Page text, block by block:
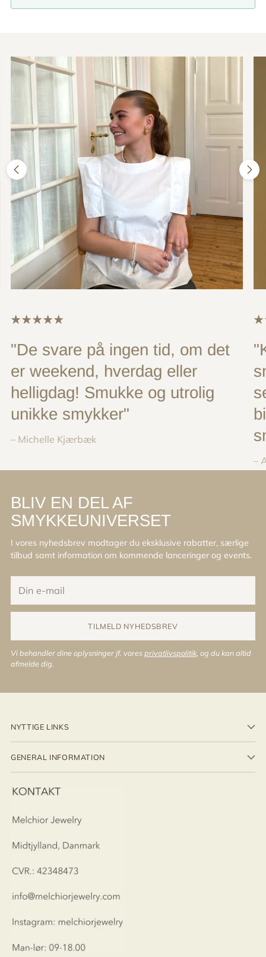
"De svare på ingen tid, om det
er weekend, hverdag eller
helligdag! Smukke og utrolig
unikke smykker"
– Michelle Kjærbæk
–
BLIV EN DEL AF
SMYKKEUNIVERSET
I vores nyhedsbrev modtager du eksklusive rabatter, særlige
tilbud samt information om kommende lanceringer og events.
e-
mail
TILMELD NYHEDSBREV
Vi behandler dine oplysninger jf. voresprivatlivspolitik , og du kan altid
afmelde dig.
NYTTIGE LINKS
GENERAL INFORMATION